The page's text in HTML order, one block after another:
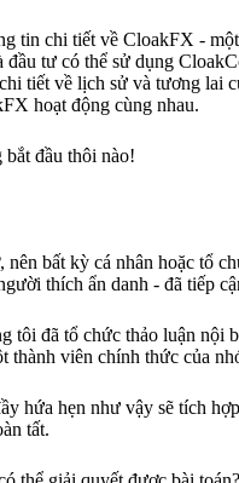
tin chi tiết về CloakFX -
tư có thể sử dụng
tiết về lịch sử và tương lai
hoạt động cùng nhau.
bắt đầu thôi nào!
bất kỳ cá nhân hoặc tổ
thích ẩn danh - đã tiếp
tôi đã tổ chức thảo luận nội
viên chính thức của
hứa hẹn như vậy sẽ tích
tất.